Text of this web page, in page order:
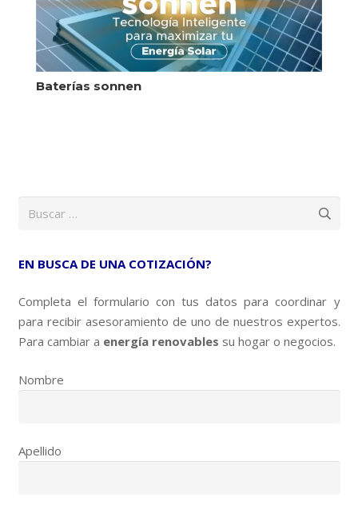
Baterías sonnen
EN BUSCA DE UNA COTIZACIÓN?
Completa el formulario con tus datos para coordinar y
para recibir asesoramiento de uno de nuestros expertos.
Para cambiar a energía renovables su hogar o negocios.
Nombre
Apellido